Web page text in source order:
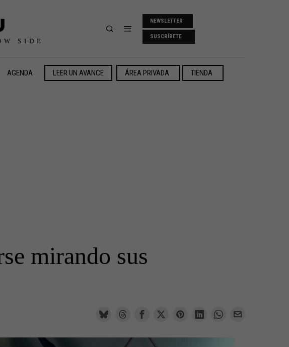
SIDE
NEWSLETTER
SUSCRÍBETE
AGENDA LEER UN AVANCE ÁREA PRIVADA TIENDA
mirando sus